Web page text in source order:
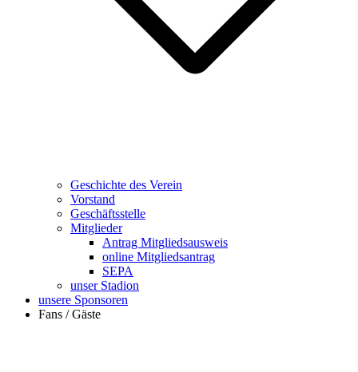
Geschichte des Verein
Vorstand
Geschäftsstelle
Mitglieder
Antrag Mitgliedsausweis
online Mitgliedsantrag
SEPA
unser Stadion
unsere Sponsoren
Fans / Gäste